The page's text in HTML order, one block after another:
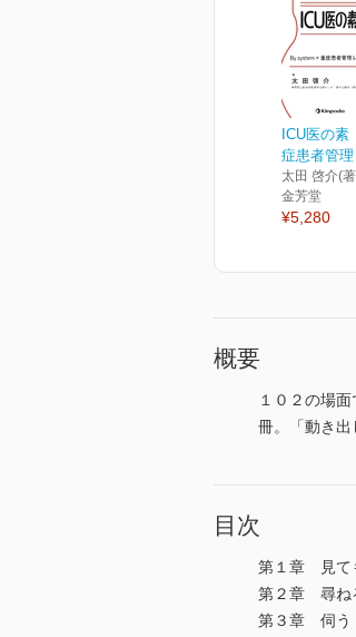
ICU医の
症患者管
太田 啓介(
金芳堂
¥5,280
概要
１０２の場
冊。「動き出
目次
第１章 見て
第２章 尋ね
第３章 伺う